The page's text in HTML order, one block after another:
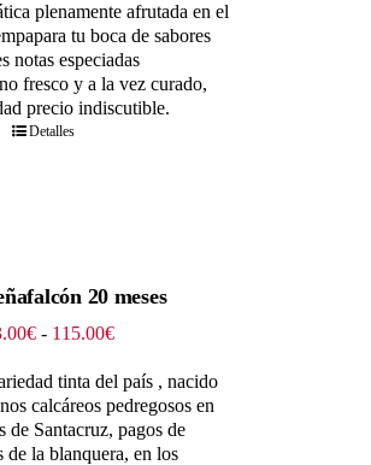
plenamente afrutada en el
tu boca de sabores
notas especiadas
fresco y a la vez curado,
precio indiscutible.
Detalles
20 meses
€ - 115.00€Rango
precios:
desde
23.00€
hasta
tinta del país , nacido
calcáreos pedregosos en
de Santacruz, pagos de
de la blanquera, en los